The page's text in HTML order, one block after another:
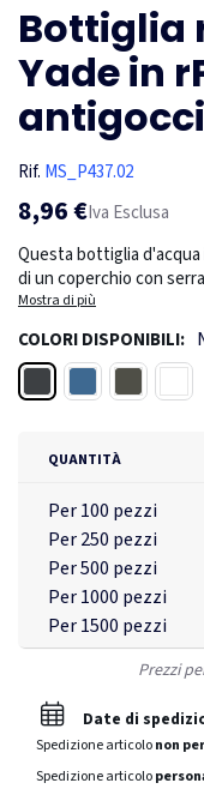
Bottiglia
Yade in
Rif. MS_P437.02
8,96 €Iva Esclusa
Questa bottiglia d'acqua
di un coperchio con
inoltre dotata di una
della bottiglia è
certificazione RCS
dei materiali riciclati
Questo prodotto è solo
BPA. Capacità 800 ml. Inclusa confezione regalo in kraft certificata
FSC®.
Mostra di più
COLORI DISPONIBILI:
QUANTITÀ
Per 100 pezzi
Per 250 pezzi
Per 500 pezzi
Per 1000 pezzi
Per 1500 pezzi
Prezzi
Date di
Spedizione articolonon
Spedizione articolo